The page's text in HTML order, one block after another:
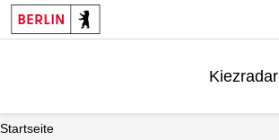
Kiezradar
Startseite